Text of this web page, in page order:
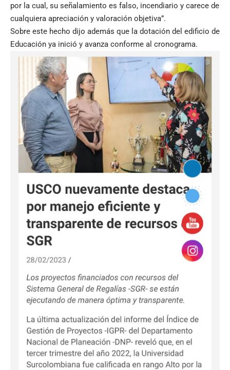
por la cual, su señalamiento es falso, incendiario y carece de
cualquiera apreciación y valoración objetiva”.
Sobre este hecho dijo además que la dotación del edificio de
Educación ya inició y avanza conforme al cronograma.